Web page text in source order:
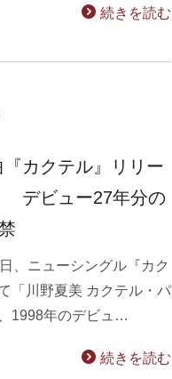
続きを読む
カクテル』リリー
デビュー27年分の
、ニューシングル『カク
「川野夏美 カクテル・パ
1998年のデビュ…
続きを読む